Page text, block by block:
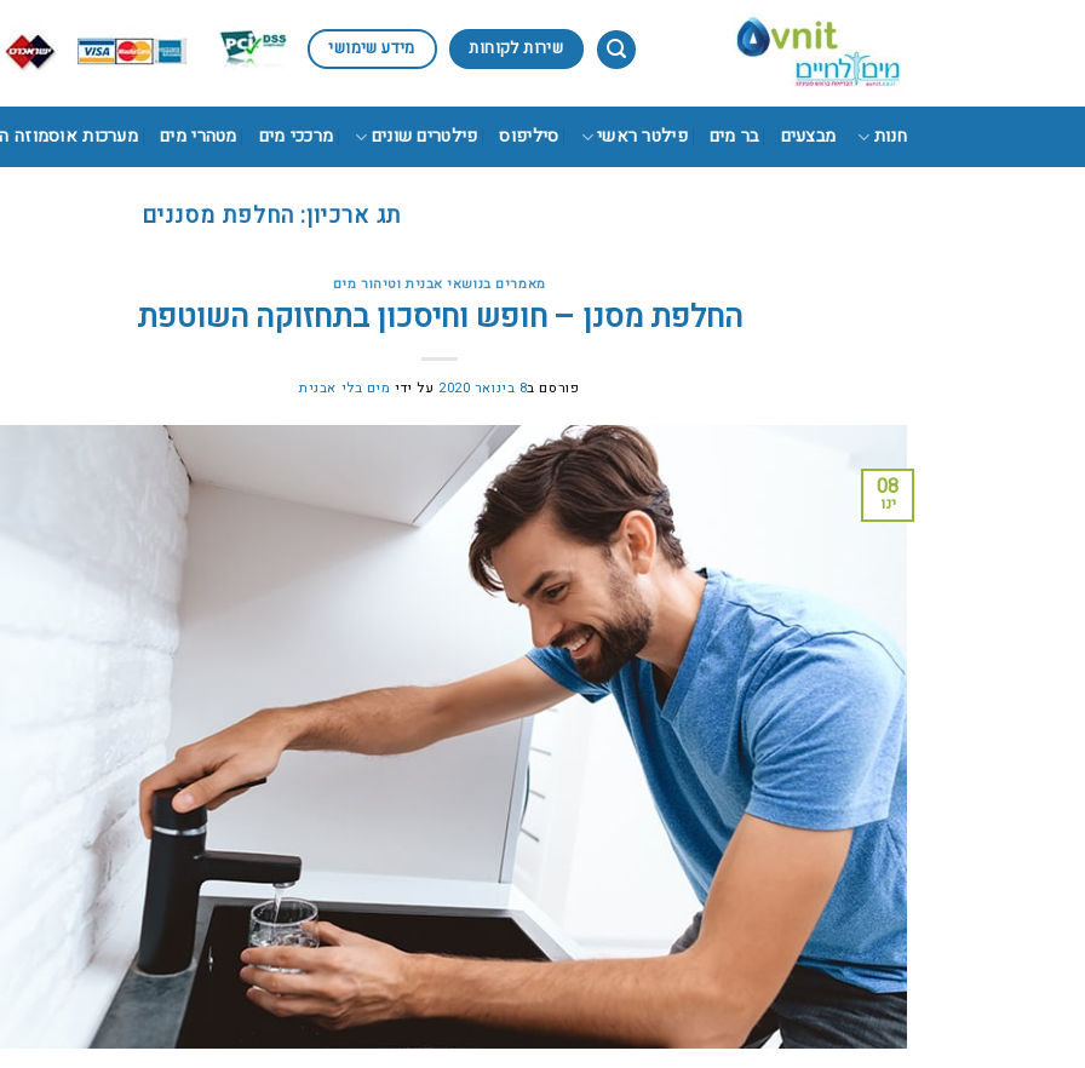
שירות לקוחות מידע שימושי
חנות מבצעים בר מים פילטר ראשי סיליפוס פילטרים שונים מרככי מים מטהרי מים מערכות אוסמוזה
תג ארכיון: החלפת מסננים
מאמרים בנושאי אבנית וטיהור מים
החלפת מסנן – חופש וחיסכון בתחזוקה השוטפת
פורסם ב8 בינואר 2020 על ידי מים בלי אבנית
08
ינו